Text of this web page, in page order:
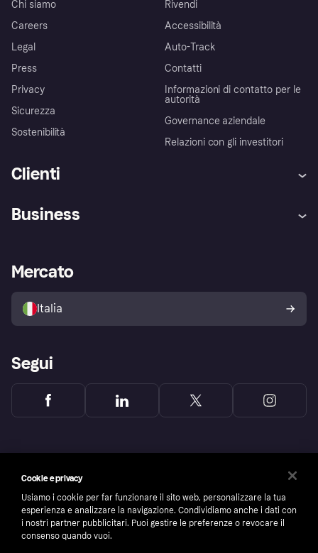
Chi siamo
Careers
Legal
Press
Privacy
Sicurezza
Sostenibilità
Rivendi
Accessibilità
Auto-Track
Contatti
Informazioni di contatto per le
autorità
Governance aziendale
Relazioni con gli investitori
Clienti
Assistenza
Esplora i negozi
Politica di protezione
dell'acquirente Klarna
Business
Accesso aziende
Mercato
Italia
Segui
Cookie e privacy
Usiamo i cookie per far funzionare il sito web, personalizzare la tua
esperienza e analizzare la navigazione. Condividiamo anche i dati con
i nostri partner pubblicitari. Puoi gestire le preferenze o revocare il
consenso quando vuoi.